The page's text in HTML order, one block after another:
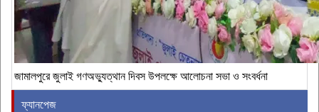
জামালপুরে জুলাই গণঅভ্যুত্থান দিবস উপলক্ষে আলোচনা সভা ও সংবর্ধনা
ফ্যানপেজ